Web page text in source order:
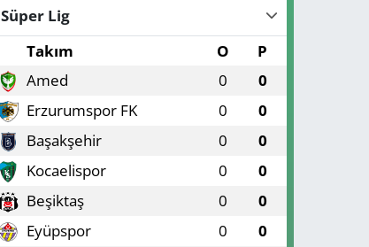
Süper Lig
Takım O P
Amed 0 0
Erzurumspor FK 0 0
Başakşehir 0 0
Kocaelispor 0 0
Beşiktaş 0 0
Eyüpspor 0 0